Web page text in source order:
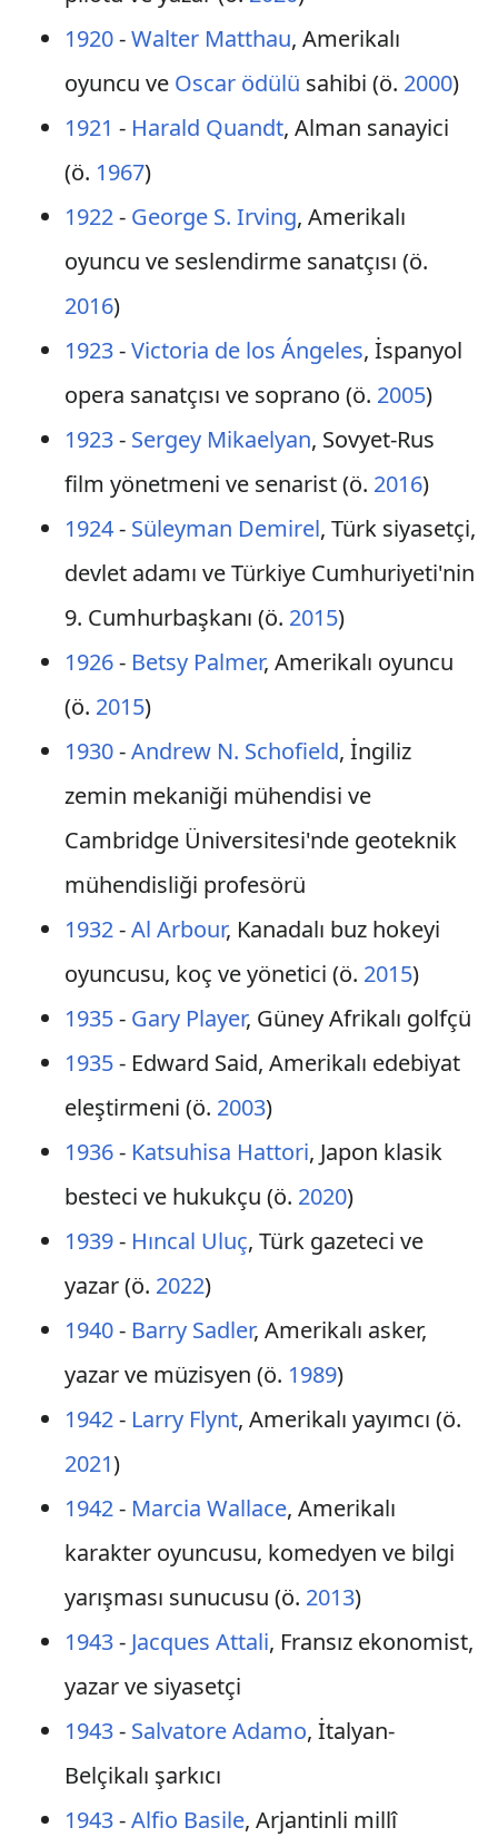
1920-Walter Matthau, Amerikalı
oyuncu ve Oscar ödülü sahibi (ö. 2000)
1921 - Harald Quandt, Alman sanayici
(ö. 1967)
1922- George S. Irving, Amerikalı
oyuncu ve seslendirme sanatçısı (ö.
2016)
1923-Victoria de los Ángeles, İspanyol
opera sanatçısı ve soprano (ö. 2005)
1923- Sergey Mikaelyan, Sovyet-Rus
film yönetmeni ve senarist (ö. 2016)
1924- Süleyman Demirel, Türk siyasetçi,
devlet adamı ve Türkiye Cumhuriyeti'nin
9. Cumhurbaşkanı (ö. 2015)
1926- Betsy Palmer, Amerikalı oyuncu
(ö. 2015)
1930-Andrew N. Schofield, İngiliz
zemin mekaniği mühendisi ve
Cambridge Üniversitesi'nde geoteknik
mühendisliği profesörü
1932-Al Arbour, Kanadalı buz hokeyi
oyuncusu, koç ve yönetici (ö. 2015)
1935- Gary Player, Güney Afrikalı golfçü
1935- Edward Said, Amerikalı edebiyat
eleştirmeni (ö. 2003)
1936- Katsuhisa Hattori, Japon klasik
besteci ve hukukçu (ö. 2020)
1939- Hıncal Uluç, Türk gazeteci ve
yazar (ö. 2022)
1940- Barry Sadler, Amerikalı asker,
yazar ve müzisyen (ö. 1989)
1942- Larry Flynt, Amerikalı yayımcı (ö.
2021)
1942- Marcia Wallace, Amerikalı
karakter oyuncusu, komedyen ve bilgi
yarışması sunucusu (ö. 2013)
1943- Jacques Attali, Fransız ekonomist,
yazar ve siyasetçi
1943- Salvatore Adamo, İtalyan-
Belçikalı şarkıcı
1943-Alfio Basile, Arjantinli millî